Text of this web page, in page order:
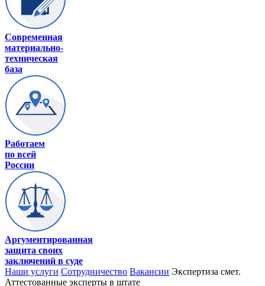
Современная
материально-
техническая
база
Работаем
по всей
России
Аргументированная
защита своих
заключений в суде
Наши услуги Сотрудничество Вакансии Экспертиза смет.
Аттестованные эксперты в штате